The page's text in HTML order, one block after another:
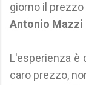
giorno il
Antonio Mazzi
L'esperienza è
caro prezzo,